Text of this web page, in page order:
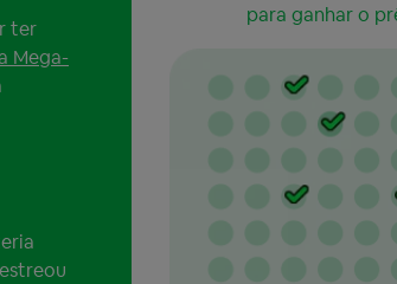
ter
Mega-
para ganhar o